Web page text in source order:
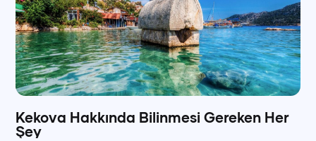
Kekova Hakkında Bilinmesi Gereken Her
Şey